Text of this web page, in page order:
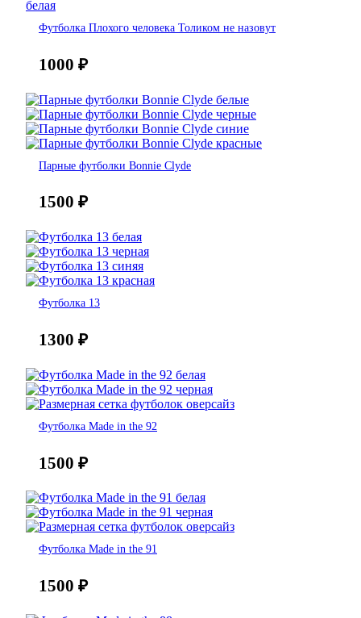
Футболка Плохого человека Толиком не назовут
1000 ₽
Парные футболки Bonnie Clyde
1500 ₽
Футболка 13
1300 ₽
Футболка Made in the 92
1500 ₽
Футболка Made in the 91
1500 ₽